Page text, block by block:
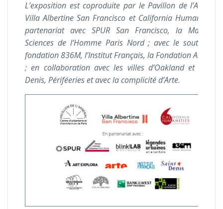
L’exposition est coproduite par le Pavillon de
Villa Albertine San Francisco et California Humanities ;
partenariat avec SPUR San Francisco, la Maison
Sciences de l’Homme Paris Nord ; avec le soutien
fondation 836M, l’Institut Français, la Fondation Art
; en collaboration avec les villes d’Oakland et de
Denis, Périféeries et avec la complicité d’Arte.